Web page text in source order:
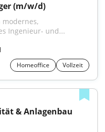
(m/w/d)
modernes,
Ingenieur- und...
Homeoffice Vollzeit
& Anlagenbau